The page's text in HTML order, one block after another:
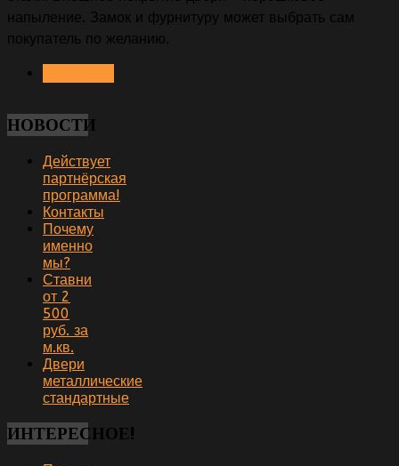
напыление. Замок и фурнитуру может выбрать сам
покупатель по желанию.
НОВОСТИ
Действует
партнёрская
программа!
Контакты
Почему
именно
мы?
Ставни
от 2
500
руб. за
м.кв.
Двери
металлические
стандартные
ИНТЕРЕСНОЕ!